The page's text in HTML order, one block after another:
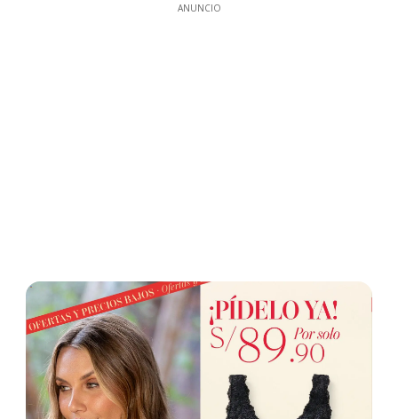
ANUNCIO